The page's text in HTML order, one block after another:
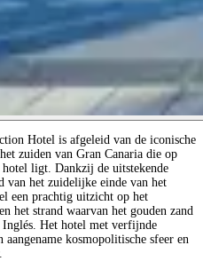
Hotel is afgeleid van de iconische
zuiden van Gran Canaria die op
hotel ligt. Dankzij de uitstekende
van het zuidelijke einde van het
een prachtig uitzicht op het
het strand waarvan het gouden zand
Het hotel met verfijnde
kosmopolitische sfeer en